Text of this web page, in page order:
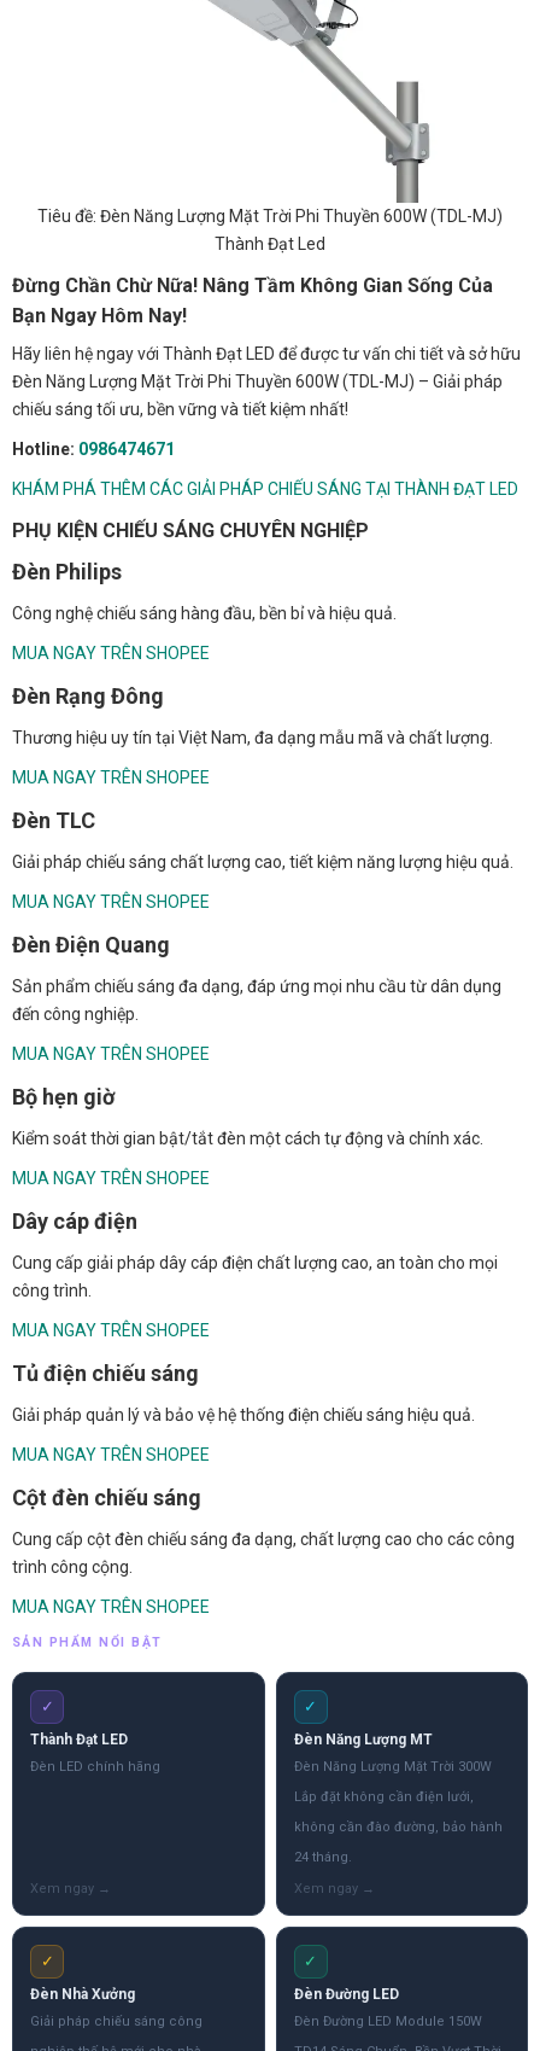
Tiêu đề: Đèn Năng Lượng Mặt Trời Phi Thuyền 600W (TDL-MJ)
Thành Đạt Led
Đừng Chần Chừ Nữa! Nâng Tầm Không Gian Sống Của
Bạn Ngay Hôm Nay!
Hãy liên hệ ngay với Thành Đạt LED để được tư vấn chi tiết và sở hữu
Đèn Năng Lượng Mặt Trời Phi Thuyền 600W (TDL-MJ) – Giải pháp
chiếu sáng tối ưu, bền vững và tiết kiệm nhất!
Hotline: 0986474671
KHÁM PHÁ THÊM CÁC GIẢI PHÁP CHIẾU SÁNG TẠI THÀNH ĐẠT LED
PHỤ KIỆN CHIẾU SÁNG CHUYÊN NGHIỆP
Đèn Philips
Công nghệ chiếu sáng hàng đầu, bền bỉ và hiệu quả.
MUA NGAY TRÊN SHOPEE
Đèn Rạng Đông
Thương hiệu uy tín tại Việt Nam, đa dạng mẫu mã và chất lượng.
MUA NGAY TRÊN SHOPEE
Đèn TLC
Giải pháp chiếu sáng chất lượng cao, tiết kiệm năng lượng hiệu quả.
MUA NGAY TRÊN SHOPEE
Đèn Điện Quang
Sản phẩm chiếu sáng đa dạng, đáp ứng mọi nhu cầu từ dân dụng
đến công nghiệp.
MUA NGAY TRÊN SHOPEE
Bộ hẹn giờ
Kiểm soát thời gian bật/tắt đèn một cách tự động và chính xác.
MUA NGAY TRÊN SHOPEE
Dây cáp điện
Cung cấp giải pháp dây cáp điện chất lượng cao, an toàn cho mọi
công trình.
MUA NGAY TRÊN SHOPEE
Tủ điện chiếu sáng
Giải pháp quản lý và bảo vệ hệ thống điện chiếu sáng hiệu quả.
MUA NGAY TRÊN SHOPEE
Cột đèn chiếu sáng
Cung cấp cột đèn chiếu sáng đa dạng, chất lượng cao cho các công
trình công cộng.
MUA NGAY TRÊN SHOPEE
SẢN PHẨM NỔI BẬT
✓
Thành Đạt LED
Đèn LED chính hãng
✓
Đèn Năng Lượng MT
Đèn Năng Lượng Mặt Trời 300W
Lắp đặt không cần điện lưới,
không cần đào đường, bảo hành
24 tháng.
✓
Đèn Nhà Xưởng
Giải pháp chiếu sáng công
✓
Đèn Đường LED
Đèn Đường LED Module 150W